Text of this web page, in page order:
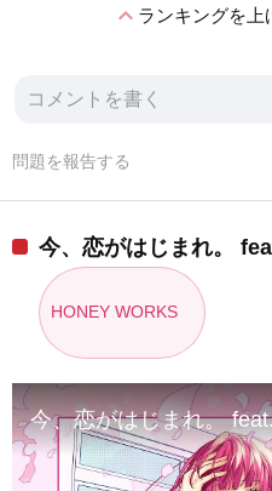
expand_lessランキングを上
問題を報告する
今、恋がはじまれ。
HONEY WORKS
今、恋がはじまれ。